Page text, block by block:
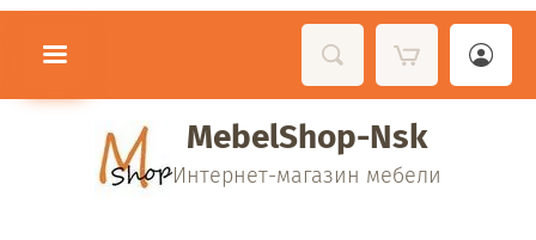
MebelShop-Nsk
Интернет-магазин мебели